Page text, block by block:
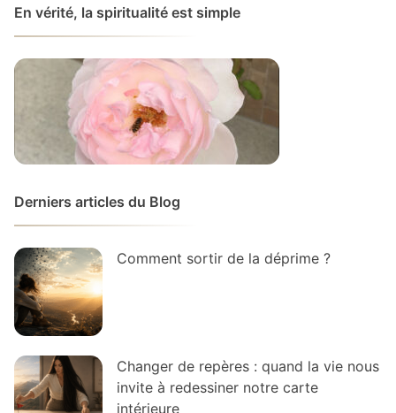
En vérité, la spiritualité est simple
Derniers articles du Blog
Comment sortir de la déprime ?
Changer de repères : quand la vie nous
invite à redessiner notre carte
intérieure